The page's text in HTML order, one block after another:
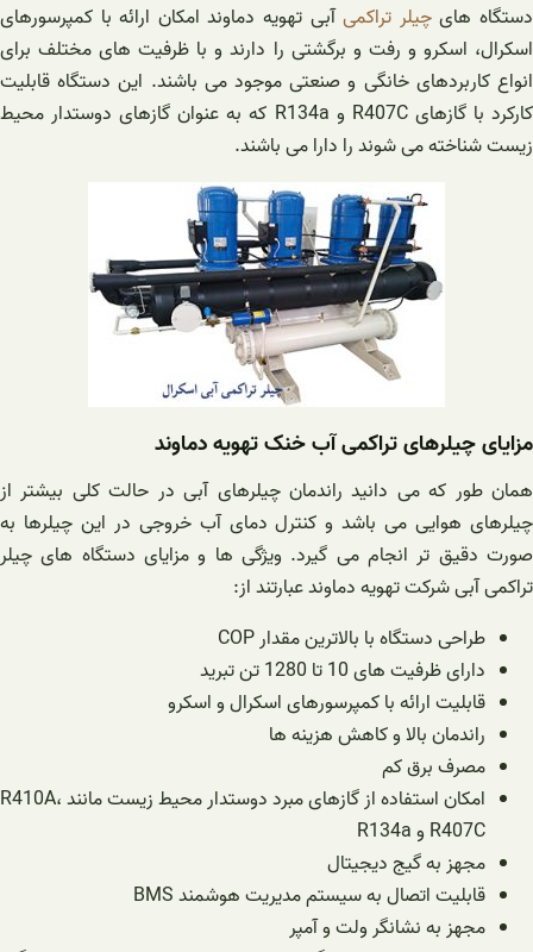
دستگاه هایچیلر تراکمیآبی تهویه دماوند امکان ارائه با کمپرسورهای
اسکرال، اسکرو و رفت و برگشتی را دارند و با ظرفیت های مختلف برای
انواع کاربردهای خانگی و صنعتی موجود می باشند. این دستگاه قابلیت
کارکرد با گازهای R407C و R134a که به عنوان گازهای دوستدار محیط
زیست شناخته می شوند را دارا می باشند.
مزایای چیلرهای تراکمی آب خنک تهویه دماوند
همان طور که می دانید راندمان چیلرهای آبی در حالت کلی بیشتر از
چیلرهای هوایی می باشد و کنترل دمای آب خروجی در این چیلرها به
صورت دقیق تر انجام می گیرد. ویژگی ها و مزایای دستگاه های چیلر
تراکمی آبی شرکت تهویه دماوند عبارتند از:
طراحی دستگاه با بالاترین مقدار COP
دارای ظرفیت های 10 تا 1280 تن تبرید
قابلیت ارائه با کمپرسورهای اسکرال و اسکرو
راندمان بالا و کاهش هزینه ها
مصرف برق کم
امکان استفاده از گازهای مبرد دوستدار محیط زیست مانند R410A،
R407C و R134a
مجهز به گیج دیجیتال
قابلیت اتصال به سیستم مدیریت هوشمند BMS
مجهز به نشانگر ولت و آمپر